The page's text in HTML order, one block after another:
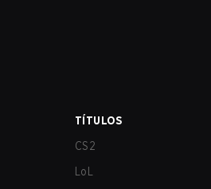
TÍTULOS
CS2
LoL